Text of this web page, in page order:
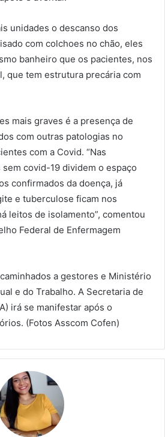
unidades o descanso dos
com colchoes no chão, eles
banheiro que os pacientes, nos
que tem estrutura precária com
mais graves é a presença de
com outras patologias no
com a Covid. “Nas
covid-19 dividem o espaço
confirmados da doença, já
e tuberculose ficam nos
leitos de isolamento”, comentou
Federal de Enfermagem
a gestores e Ministério
e do Trabalho. A Secretaria de
irá se manifestar após o
(Fotos Asscom Cofen)